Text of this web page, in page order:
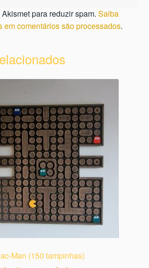
para reduzir spam. Saiba
em comentários são processados.
Man (150 tampinhas)